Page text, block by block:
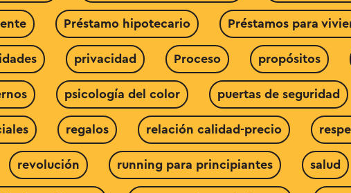
Préstamo hipotecario Préstamos para
privacidad Proceso propósitos
psicología del color puertas de seguridad
regalos relación calidad-precio
revolución running para principiantes salud